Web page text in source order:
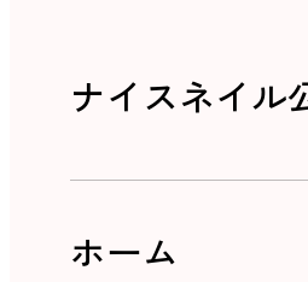
ナイスネイル
ホーム